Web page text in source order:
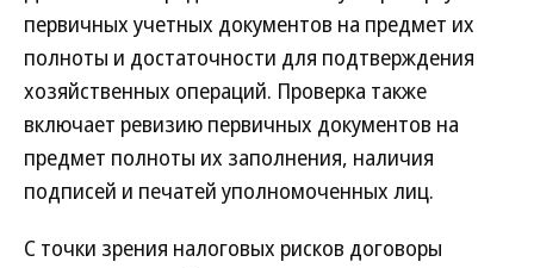
первичных учетных документов на предмет их
полноты и достаточности для подтверждения
хозяйственных операций. Проверка также
включает ревизию первичных документов на
предмет полноты их заполнения, наличия
подписей и печатей уполномоченных лиц.
С точки зрения налоговых рисков договоры